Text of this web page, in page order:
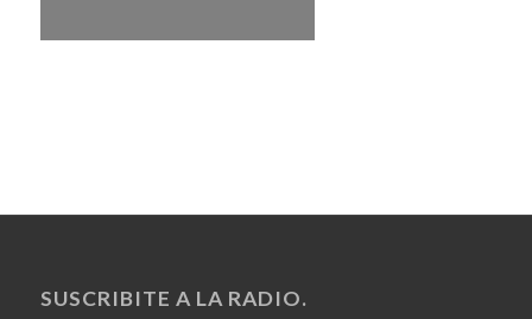
SUSCRIBITE A LA RADIO.